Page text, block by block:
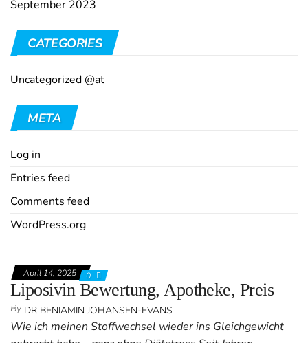
September 2023
CATEGORIES
Uncategorized @at
META
Log in
Entries feed
Comments feed
WordPress.org
April 14, 2025 0
Liposivin Bewertung, Apotheke, Preis
By DR BENIAMIN JOHANSEN-EVANS
Wie ich meinen Stoffwechsel wieder ins Gleichgewicht